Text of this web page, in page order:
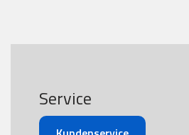
Service